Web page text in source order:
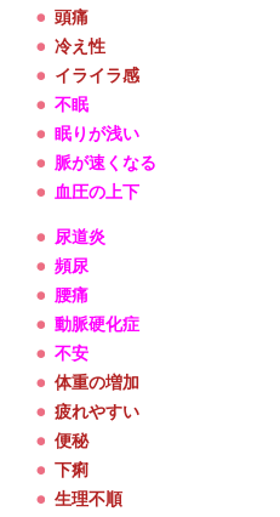
頭痛
冷え性
イライラ感
不眠
眠りが浅い
脈が速くなる
血圧の上下
尿道炎
頻尿
腰痛
動脈硬化症
不安
体重の増加
疲れやすい
便秘
下痢
生理不順